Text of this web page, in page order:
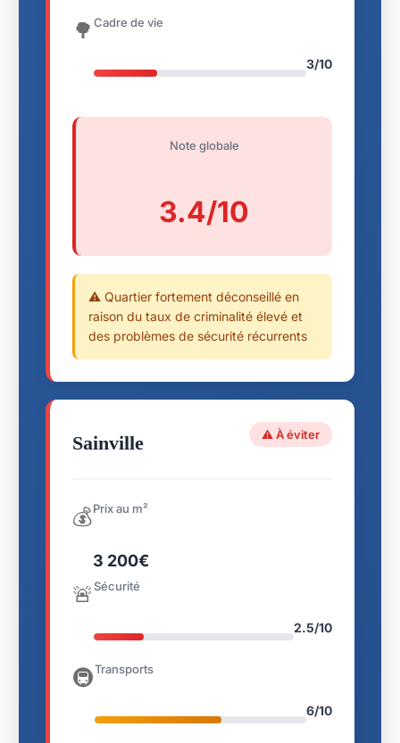
🌳 Cadre de vie
3/10
Note globale
3.4/10
⚠️ Quartier fortement déconseillé en
raison du taux de criminalité élevé et
des problèmes de sécurité récurrents
Sainville ⚠️ À éviter
💰Prix au m²
3 200€
🚨Sécurité
2.5/10
🚇Transports
6/10